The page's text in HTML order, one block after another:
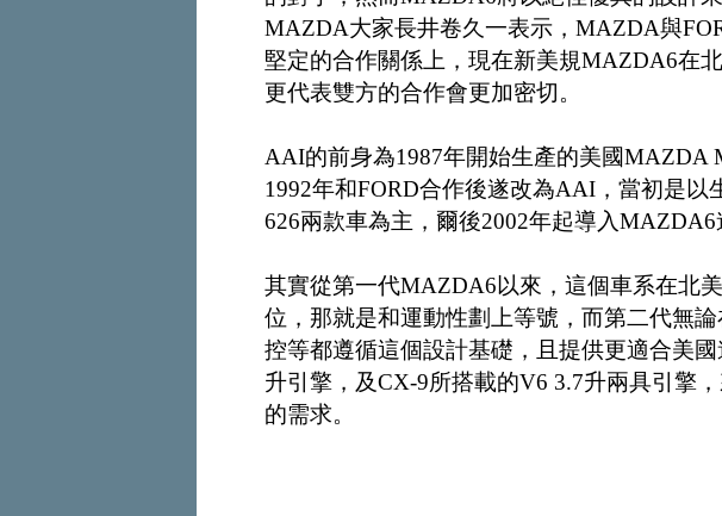
MAZDA大家長井卷久一表示，MAZDA與
堅定的合作關係上，現在新美規MAZDA6在
更代表雙方的合作會更加密切。
AAI的前身為1987年開始生產的美國MAZDA
1992年和FORD合作後遂改為AAI，當初是以
626兩款車為主，爾後2002年起導入MAZDA6
其實從第一代MAZDA6以來，這個車系在北
位，那就是和運動性劃上等號，而第二代無
控等都遵循這個設計基礎，且提供更適合美
升引擎，及CX-9所搭載的V6 3.7升兩具引擎
的需求。